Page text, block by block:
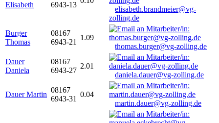
Elisabeth
6943-13
elisabeth.brandmeier@vg-
zolling.de
Burger
Thomas
08167
6943-21
1.09
thomas.burger@vg-zolling.de
Dauer
Daniela
08167
6943-27
2.01
daniela.dauer@vg-zolling.de
Dauer Martin
08167
6943-31
0.04
martin.dauer@vg-zolling.de